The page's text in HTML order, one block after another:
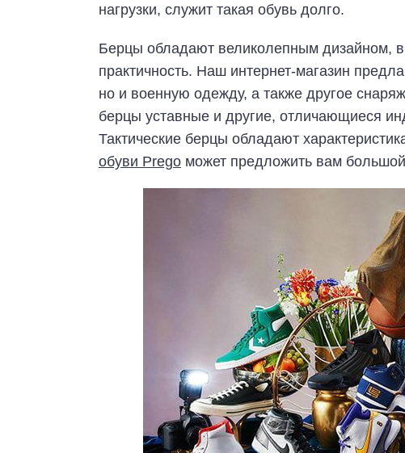
нагрузки, служит такая обувь долго.
Берцы обладают великолепным дизайном, в
практичность. Наш интернет-магазин
но и военную одежду, а также другое
берцы уставные и другие, отличающиеся
Тактические берцы обладают
обуви Prego может предложить вам